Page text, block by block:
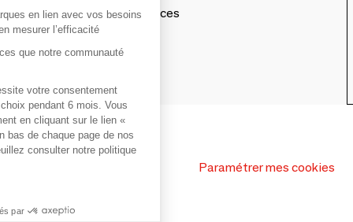
de produits tendances
Paramétrer mes cookies
en lien avec vos besoins
mesurer l’efficacité
que notre communauté
votre consentement
pendant 6 mois. Vous
en cliquant sur le lien «
bas de chaque page de nos
consulter notre politique
par